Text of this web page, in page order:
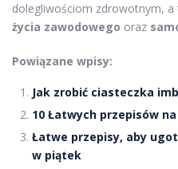
dolegliwościom zdrowotnym, a
życia zawodowego oraz
Powiązane wpisy:
Jak zrobić ciasteczka
10 Łatwych przepisów
Łatwe przepisy, aby
w piątek